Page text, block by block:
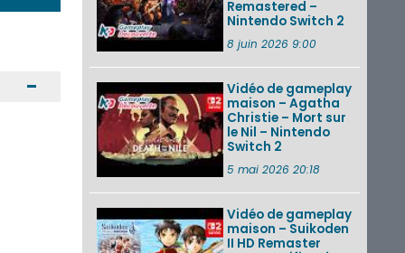
Ouvrir / Fermer
Remastered –
Nintendo Switch 2
8 juin 2026 9:00
Vidéo de gameplay
maison – Agatha
Christie – Mort sur
le Nil – Nintendo
Switch 2
5 mai 2026 20:18
Vidéo de gameplay
maison – Suikoden
II HD Remaster